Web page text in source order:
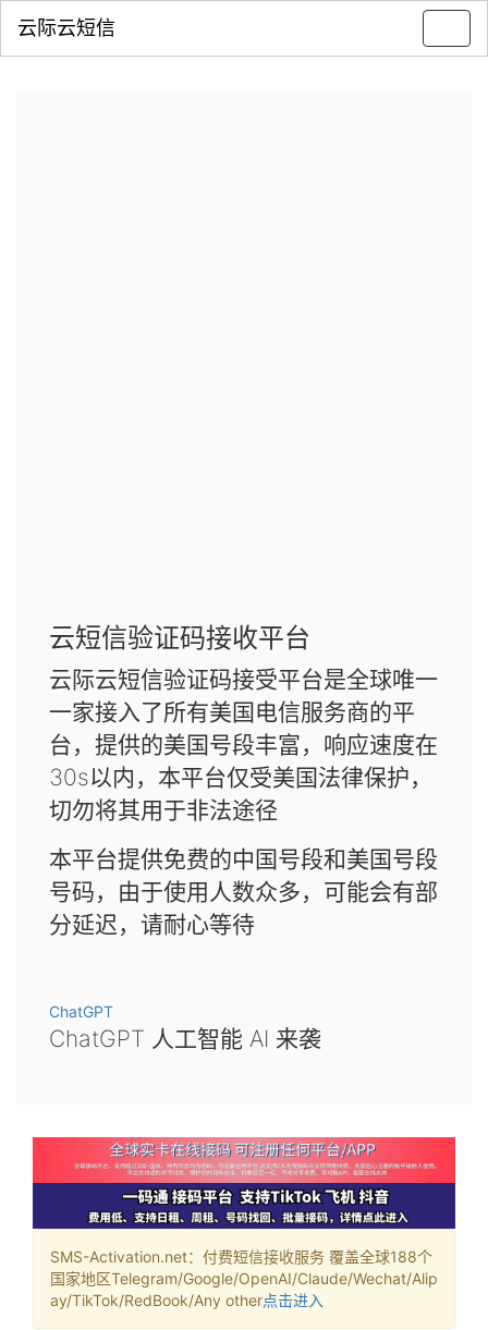
云际云短信
云短信验证码接收平台
云际云短信验证码接受平台是全球唯一
一家接入了所有美国电信服务商的平
台，提供的美国号段丰富，响应速度在
30s以内，本平台仅受美国法律保护，
切勿将其用于非法途径
本平台提供免费的中国号段和美国号段
号码，由于使用人数众多，可能会有部
分延迟，请耐心等待
ChatGPT
ChatGPT 人工智能 AI 来袭
SMS-Activation.net：付费短信接收服务 覆盖全球188个
国家地区Telegram/Google/OpenAI/Claude/Wechat/Alip
ay/TikTok/RedBook/Any other点击进入